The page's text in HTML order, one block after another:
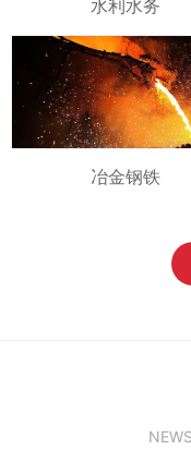
水利水务
冶金钢铁